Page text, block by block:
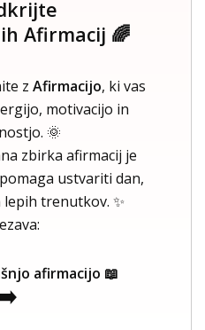
Afirmacij 🌈
z Afirmacijo, ki vas
motivacijo in
🌞
zbirka afirmacij je
ustvariti dan,
trenutkov. ✨
afirmacijo 📖